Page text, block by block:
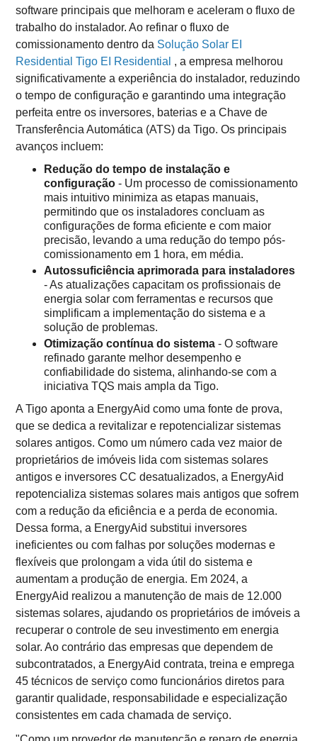
software principais que melhoram e aceleram o fluxo de
trabalho do instalador. Ao refinar o fluxo de
comissionamento dentro da Solução Solar EI
Residential Tigo EI Residential , a empresa melhorou
significativamente a experiência do instalador, reduzindo
o tempo de configuração e garantindo uma integração
perfeita entre os inversores, baterias e a Chave de
Transferência Automática (ATS) da Tigo. Os principais
avanços incluem:
Redução do tempo de instalação e
configuração - Um processo de comissionamento
mais intuitivo minimiza as etapas manuais,
permitindo que os instaladores concluam as
configurações de forma eficiente e com maior
precisão, levando a uma redução do tempo pós-
comissionamento em 1 hora, em média.
Autossuficiência aprimorada para instaladores
- As atualizações capacitam os profissionais de
energia solar com ferramentas e recursos que
simplificam a implementação do sistema e a
solução de problemas.
Otimização contínua do sistema - O software
refinado garante melhor desempenho e
confiabilidade do sistema, alinhando-se com a
iniciativa TQS mais ampla da Tigo.
A Tigo aponta a EnergyAid como uma fonte de prova,
que se dedica a revitalizar e repotencializar sistemas
solares antigos. Como um número cada vez maior de
proprietários de imóveis lida com sistemas solares
antigos e inversores CC desatualizados, a EnergyAid
repotencializa sistemas solares mais antigos que sofrem
com a redução da eficiência e a perda de economia.
Dessa forma, a EnergyAid substitui inversores
ineficientes ou com falhas por soluções modernas e
flexíveis que prolongam a vida útil do sistema e
aumentam a produção de energia. Em 2024, a
EnergyAid realizou a manutenção de mais de 12.000
sistemas solares, ajudando os proprietários de imóveis a
recuperar o controle de seu investimento em energia
solar. Ao contrário das empresas que dependem de
subcontratados, a EnergyAid contrata, treina e emprega
45 técnicos de serviço como funcionários diretos para
garantir qualidade, responsabilidade e especialização
consistentes em cada chamada de serviço.